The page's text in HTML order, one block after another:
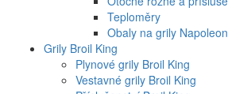
Teploměry
Obaly na grily Napoleon
Grily Broil King
Plynové grily Broil King
Vestavné grily Broil King